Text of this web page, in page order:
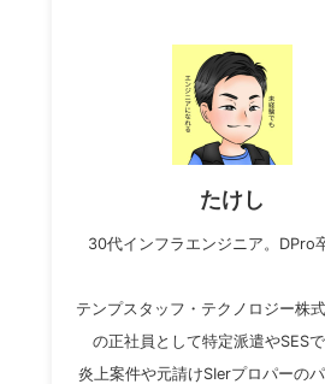
たけし
30代インフラエンジニア。DPro
テンプスタッフ・テクノロジー株
の正社員として特定派遣やSESで
炎上案件や元請けSIerプロパーの